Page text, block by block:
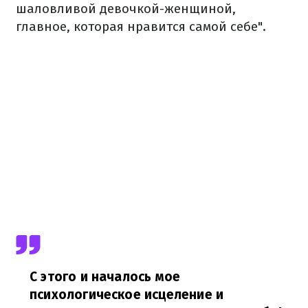
шаловливой девочкой-женщиной,
главное, которая нравится самой себе".
С этого и началось мое
психологическое исцеление и